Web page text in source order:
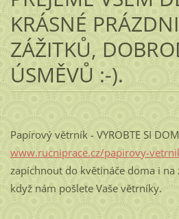
KRÁSNÉ
ZÁŽITKŮ,
ÚSMĚVŮ :-).
Papírový větrník - VYROBTE SI
www.rucniprace.cz/papirovy-
zapíchnout do květináče doma i na
když nám pošlete Vaše větrníky.